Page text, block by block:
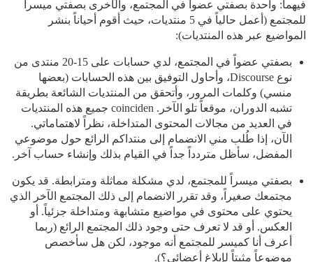
فيهما: واحدة بصفتي عضواً في المجتمع، والأخرى بصفتي ميسراً
للمجتمع (أعمل حالياً في 5 منتديات، حيث أقوم أحياناً بنشر
المواضيع عبر هذه المنتديات):
بصفتي عضواً في المجتمع، لدي حسابات على 15-20 منتدى من
نوع Discourse، وأحاول التوفيق بين هذه الحسابات (بعضها
منسي) وكلمات المرور، وأتحقق من المنتديات الشائعة بطريقة
تشبه الدوران، موقعاً تلو الآخر. coinciden جميع هذه المنتديات
في العديد من مجالات المحتوى المتداخلة، نظراً لاهتماماتي.
الآن، إذا طُلب مني الانضمام إلى منتداكم الرائع حول موضوعي
المفضل، سأظل متردداً جداً في القيام بذلك وإنشاء حساب آخر.
بصفتي ميسراً للمجتمع، لدي مشكلة مماثلة ومترابطة. قد يكون
مجتمعك صغيراً، وقد تقرر الانضمام إلى ذلك المجتمع الآخر الذي
يحتوي على محتوى في مواضيع متشابهة ومتداخلة جزئياً. أو
العكس. أو قد لا تعرف حتى وجود ذلك المجتمع الرائع (ربما
أعرف أنا كميسر للمجتمع أنه موجود، لكن هل سأخصص
موضوعاً مثبتاً لإبلاغ أعضائي؟).